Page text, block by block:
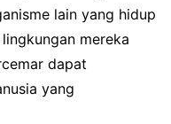
lain yang hidup
mereka
dapat
yang